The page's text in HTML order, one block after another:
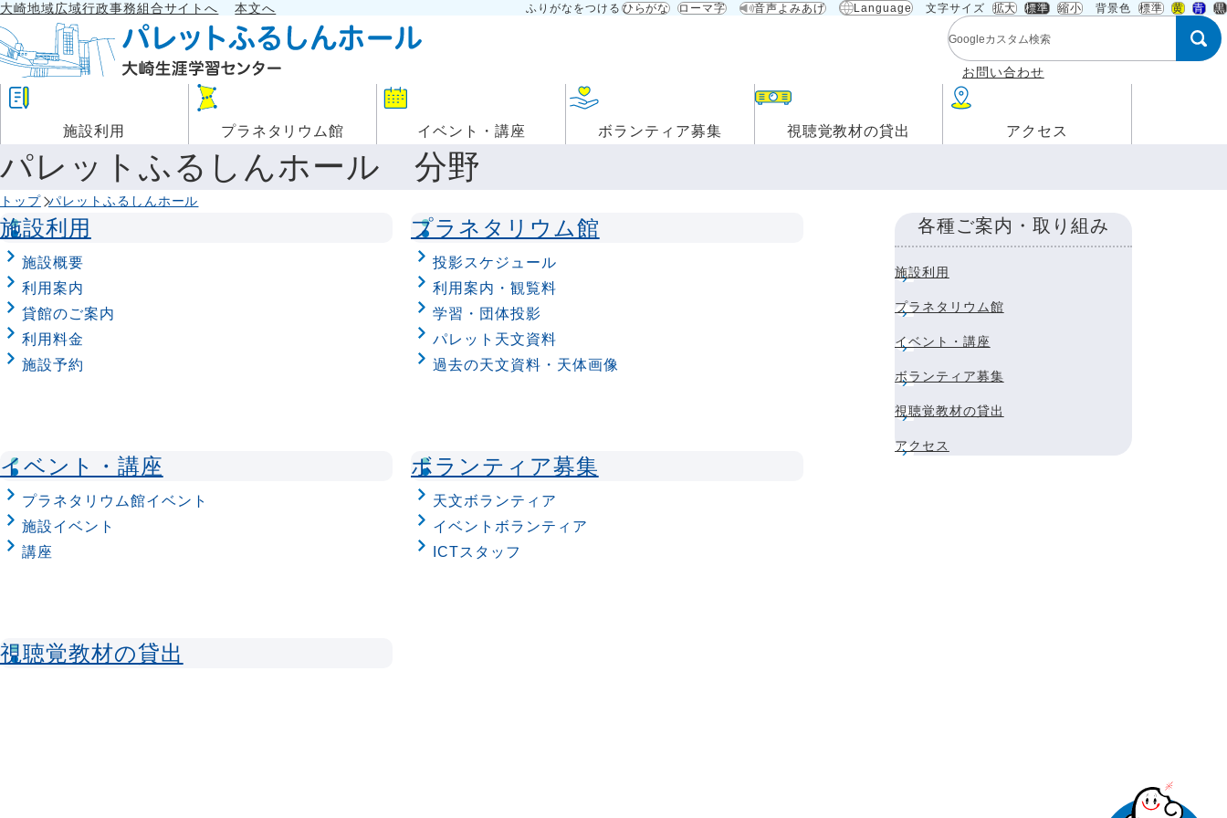
大崎地域広域行政事務組合サイトへ 本文へ ふりがなをつける ひらがな ローマ字 音声よみあげ Language 文字サイズ 拡大 標準 縮小 背景色 標準 黄 青 黒
検索キーワード
お問い合わせ
施設利用 プラネタリウム館 イベント・講座 ボランティア募集 視聴覚教材の貸出 アクセス
パレットふるしんホール 分野
トップ パレットふるしんホール
施設利用
施設概要
利用案内
貸館のご案内
利用料金
施設予約
プラネタリウム館
投影スケジュール
利用案内・観覧料
学習・団体投影
パレット天文資料
過去の天文資料・天体画像
イベント・講座
プラネタリウム館イベント
施設イベント
講座
ボランティア募集
天文ボランティア
イベントボランティア
ICTスタッフ
視聴覚教材の貸出
各種ご案内・取り組み
施設利用
プラネタリウム館
イベント・講座
ボランティア募集
視聴覚教材の貸出
アクセス